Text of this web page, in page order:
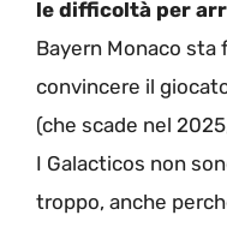
le difficoltà per
Bayern Monaco
convincere il
(che scade nel
I Galacticos non
troppo, anche